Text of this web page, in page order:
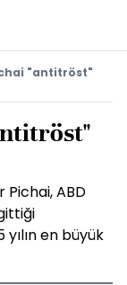
"antitröst"
Pichai, ABD
en büyük